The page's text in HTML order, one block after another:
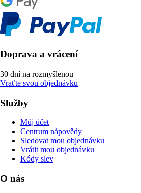
Doprava a vrácení
30 dní na rozmyšlenou
Vraťte svou objednávku
Služby
Můj účet
Centrum nápovědy
Sledovat mou objednávku
Vrátit mou objednávku
Kódy slev
O nás